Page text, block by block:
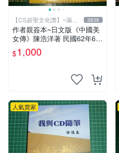
【CS超聖文化讚】~滿千
元送運
3838
作者親簽本~日文版《中國美
女傳》陳浩洋著 民國62年6月
出版 【CS超聖文化讚】
$1,000
人氣賣家